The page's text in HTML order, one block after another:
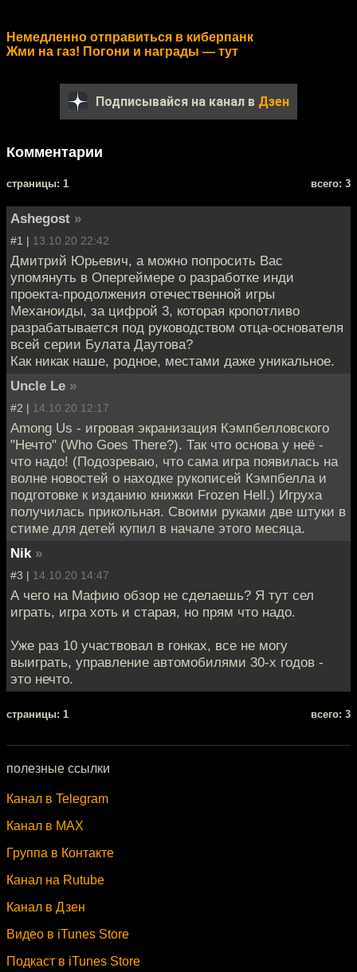
Немедленно отправиться в киберпанк
Жми на газ! Погони и награды — тут
Подписывайся на канал в Дзен
Комментарии
cтраницы: 1 всего: 3
Ashegost »
#1 | 13.10.20 22:42
Дмитрий Юрьевич, а можно попросить Вас
упомянуть в Опергеймере о разработке инди
проекта-продолжения отечественной игры
Механоиды, за цифрой 3, которая кропотливо
разрабатывается под руководством отца-основателя
всей серии Булата Даутова?
Как никак наше, родное, местами даже уникальное.
Uncle Le »
#2 | 14.10.20 12:17
Among Us - игровая экранизация Кэмпбелловского
"Нечто" (Who Goes There?). Так что основа у неё -
что надо! (Подозреваю, что сама игра появилась на
волне новостей о находке рукописей Кэмпбелла и
подготовке к изданию книжки Frozen Hell.) Игруха
получилась прикольная. Своими руками две штуки в
стиме для детей купил в начале этого месяца.
Nik »
#3 | 14.10.20 14:47
А чего на Мафию обзор не сделаешь? Я тут сел
играть, игра хоть и старая, но прям что надо.
Уже раз 10 участвовал в гонках, все не могу
выиграть, управление автомобилями 30-х годов -
это нечто.
cтраницы: 1 всего: 3
полезные ссылки
Канал в Telegram
Канал в MAX
Группа в Контакте
Канал на Rutube
Канал в Дзен
Видео в iTunes Store
Подкаст в iTunes Store